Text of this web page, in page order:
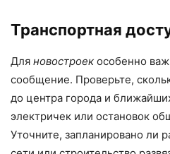
Транспортная
Для новостроек особенно
сообщение. Проверьте,
до центра города и
электричек или остановок
Уточните, запланировано ли